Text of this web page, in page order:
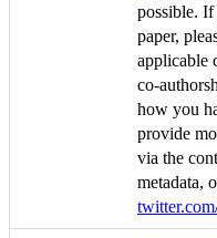
possible. If
paper,
applicable
co-
how you
provide
via the
metadata,